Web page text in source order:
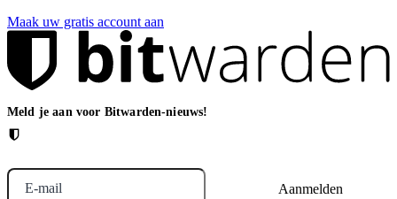
Maak uw gratis account aan
Meld je aan voor Bitwarden-nieuws!
E-mail